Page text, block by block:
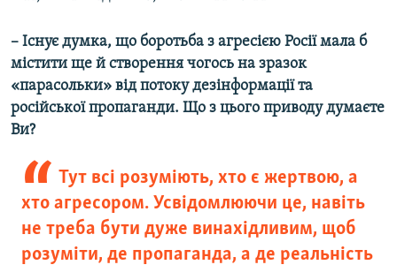
– Існує думка, що боротьба з агресією Росії мала б
містити ще й створення чогось на зразок
«парасольки» від потоку дезінформації та
російської пропаганди. Що з цього приводу думаєте
Ви?
Тут всі розуміють, хто є жертвою, а
хто агресором. Усвідомлюючи це, навіть
не треба бути дуже винахідливим, щоб
розуміти, де пропаганда, а де реальність